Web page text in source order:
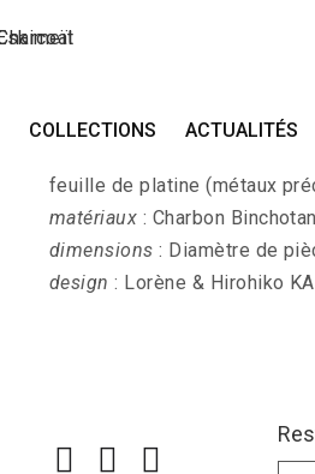
COLLECTIONS ACTUALITÉS
Collier PALLA-ICHI
feuille de platine (métaux
matériaux : Charbon
dimensions : Diamètre de
design : Lorène & Hirohiko